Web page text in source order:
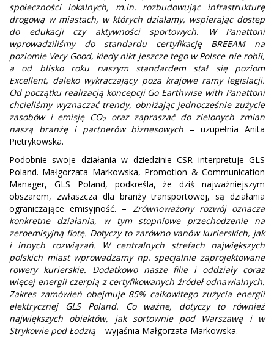
społeczności lokalnych, m.in. rozbudowując infrastrukturę
drogową w miastach, w których działamy, wspierając dostęp
do edukacji czy aktywności sportowych. W Panattoni
wprowadziliśmy do standardu certyfikację BREEAM na
poziomie Very Good, kiedy nikt jeszcze tego w Polsce nie robił,
a od blisko roku naszym standardem stał się poziom
Excellent, daleko wykraczający poza krajowe ramy legislacji.
Od początku realizacją koncepcji Go Earthwise with Panattoni
chcieliśmy wyznaczać trendy, obniżając jednocześnie zużycie
zasobów i emisję CO2oraz zapraszać do zielonych zmian
naszą branżę i partnerów biznesowych – uzupełnia Anita
Pietrykowska.
Podobnie swoje działania w dziedzinie CSR interpretuje GLS
Poland. Małgorzata Markowska, Promotion & Communication
Manager, GLS Poland, podkreśla, że dziś najważniejszym
obszarem, zwłaszcza dla branży transportowej, są działania
ograniczające emisyjność. – Zrównoważony rozwój oznacza
konkretne działania, w tym stopniowe przechodzenie na
zeroemisyjną flotę. Dotyczy to zarówno vanów kurierskich, jak
i innych rozwiązań. W centralnych strefach największych
polskich miast wprowadzamy np. specjalnie zaprojektowane
rowery kurierskie. Dodatkowo nasze filie i oddziały coraz
więcej energii czerpią z certyfikowanych źródeł odnawialnych.
Zakres zamówień obejmuje 85% całkowitego zużycia energii
elektrycznej GLS Poland. Co ważne, dotyczy to również
największych obiektów, jak sortownie pod Warszawą i w
Strykowie pod Łodzią – wyjaśnia Małgorzata Markowska.